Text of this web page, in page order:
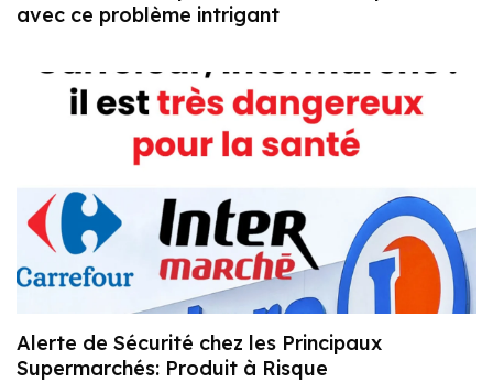
avec ce problème intrigant
Alerte de Sécurité chez les Principaux
Supermarchés: Produit à Risque